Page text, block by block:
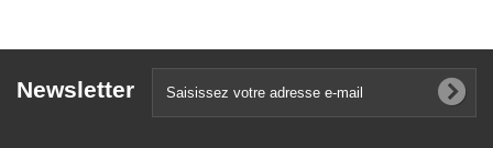
Newsletter